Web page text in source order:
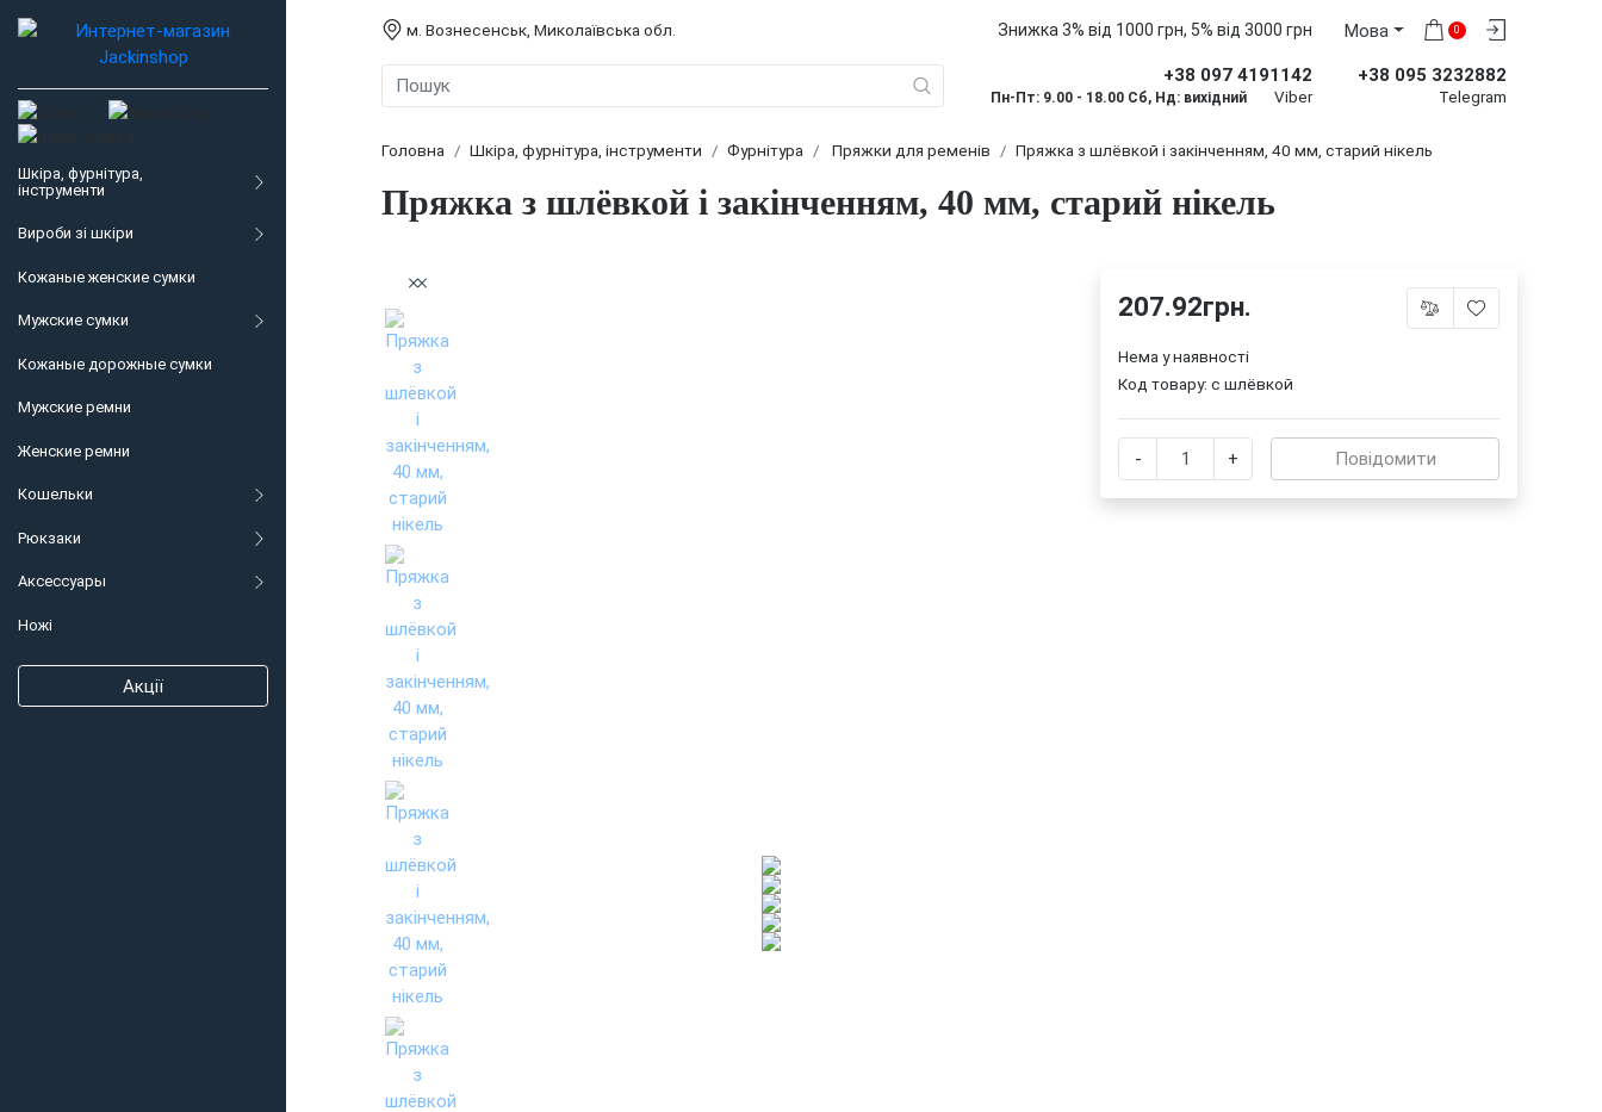
Шкіра, фурнітура,
інструменти
Вироби зі шкіри
Кожаные женские сумки
Мужские сумки
Кожаные дорожные сумки
Мужские ремни
Женские ремни
Кошельки
Рюкзаки
Аксессуары
Ножі
Акції
м. Вознесенськ, Миколаївська обл. Знижка 3% від 1000 грн, 5% від 3000 грн Мова
+38 097 4191142
Пн-Пт: 9.00 - 18.00 Сб, Нд: вихідний Viber
0
+38 095 3232882
Telegram
Головна Шкіра, фурнітура, інструменти Фурнітура Пряжки для ременів Пряжка з шлёвкой і закінченням, 40 мм, старий нікель
Пряжка з шлёвкой і закінченням, 40 мм, старий нікель
207.92грн.
Нема у наявності
Код товару: с шлёвкой
- + Повідомити